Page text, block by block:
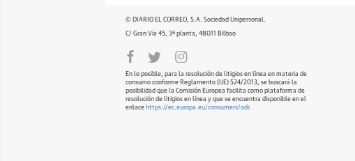
© DIARIO EL CORREO, S.A. Sociedad Unipersonal.
C/ Gran Vía 45, 3ª planta, 48011 Bilbao
En lo posible, para la resolución de litigios en línea en materia de
consumo conforme Reglamento (UE) 524/2013, se buscará la
posibilidad que la Comisión Europea facilita como plataforma de
resolución de litigios en línea y que se encuentra disponible en el
enlace https://ec.europa.eu/consumers/odr.